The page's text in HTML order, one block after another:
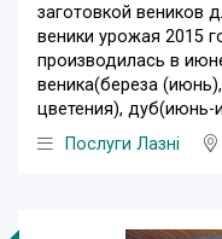
заготовкой веников
веники урожая 2015
производилась в
веника(береза
цветения), дуб(июнь-
Послуги Лазні